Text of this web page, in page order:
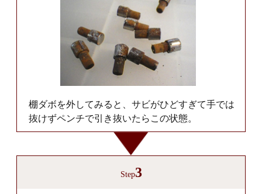
棚ダボを外してみると、サビがひどすぎて手では
抜けずペンチで引き抜いたらこの状態。
Step3